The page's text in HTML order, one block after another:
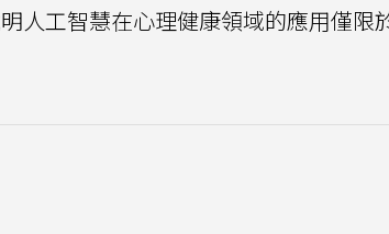
人工智慧在心理健康領域的應用僅限